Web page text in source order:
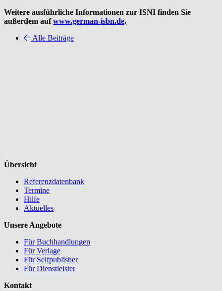
Weitere ausführliche Informationen zur ISNI finden Sie
außerdem aufwww.german-isbn.de.
Alle Beiträge
Übersicht
Referenzdatenbank
Termine
Hilfe
Aktuelles
Unsere Angebote
Für Buchhandlungen
Für Verlage
Für Selfpublisher
Für Dienstleister
Kontakt